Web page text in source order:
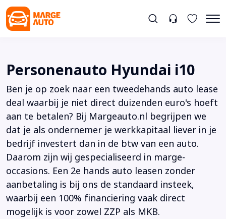
Personenauto Hyundai i10
Ben je op zoek naar een tweedehands auto lease
deal waarbij je niet direct duizenden euro's hoeft
aan te betalen? Bij Margeauto.nl begrijpen we
dat je als ondernemer je werkkapitaal liever in je
bedrijf investert dan in de btw van een auto.
Daarom zijn wij gespecialiseerd in marge-
occasions. Een 2e hands auto leasen zonder
aanbetaling is bij ons de standaard insteek,
waarbij een 100% financiering vaak direct
mogelijk is voor zowel ZZP als MKB.